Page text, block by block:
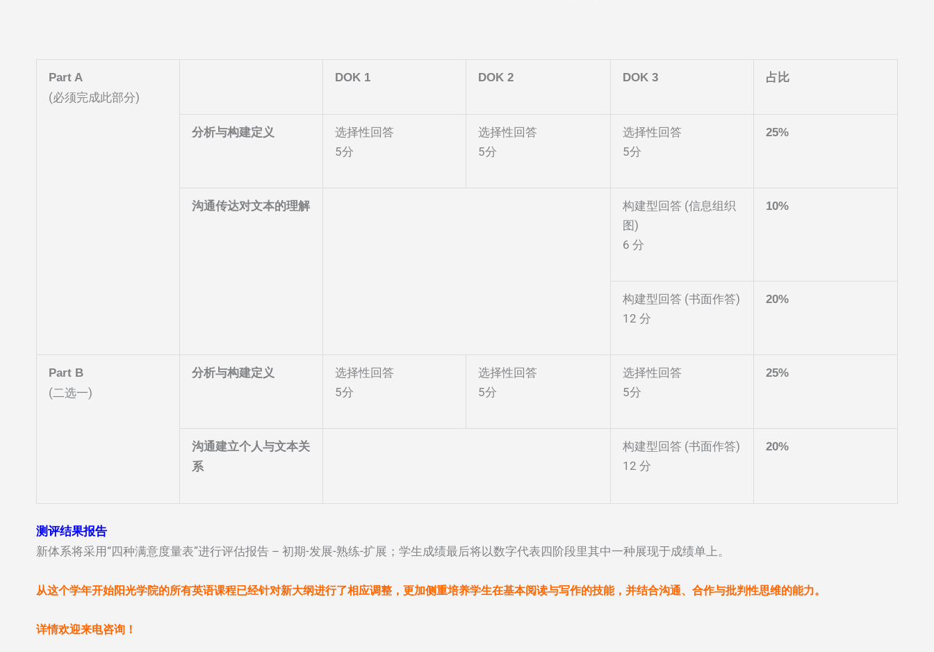
Part A
(必须完成此部分)
DOK 1 DOK 2 DOK 3 占比
分析与构建定义
选择性回答
5分
选择性回答
5分
选择性回答
5分
25%
沟通传达对文本的理解
构建型回答 (信息组织
图)
6 分
10%
构建型回答 (书面作答)
12 分
20%
Part B
(二选一)
分析与构建定义
选择性回答
5分
选择性回答
5分
选择性回答
5分
25%
沟通建立个人与文本关
系
构建型回答 (书面作答)
12 分
20%
测评结果报告
新体系将采用“四种满意度量表”进行评估报告 – 初期-发展-熟练-扩展；学生成绩最后将以数字代表四阶段里其中一种展现于成绩单上。
从这个学年开始阳光学院的所有英语课程已经针对新大纲进行了相应调整，更加侧重培养学生在基本阅读与写作的技能，并结合沟通、合作与批判性思维的能力。
详情欢迎来电咨询！